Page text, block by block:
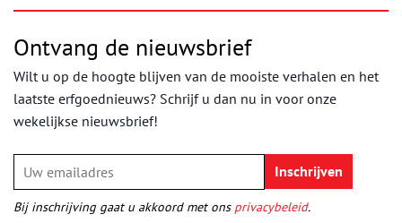
Ontvang de nieuwsbrief
Wilt u op de hoogte blijven van de mooiste verhalen en het
laatste erfgoednieuws? Schrijf u dan nu in voor onze
wekelijkse nieuwsbrief!
Bij inschrijving gaat u akkoord met ons privacybeleid.